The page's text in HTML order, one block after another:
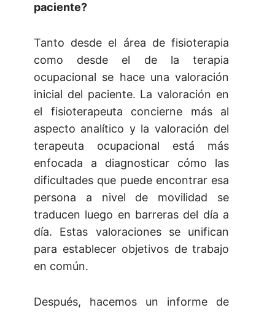
paciente?
Tanto desde el área de fisioterapia
como desde el de la terapia
ocupacional se hace una valoración
inicial del paciente. La valoración en
el fisioterapeuta concierne más al
aspecto analítico y la valoración del
terapeuta ocupacional está más
enfocada a diagnosticar cómo las
dificultades que puede encontrar esa
persona a nivel de movilidad se
traducen luego en barreras del día a
día. Estas valoraciones se unifican
para establecer objetivos de trabajo
en común.
Después, hacemos un informe de